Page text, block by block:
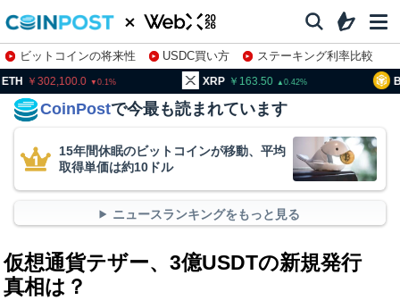
ビットコインの将来性 USDC買い方
ステーキング利率比較
株特集・関連銘柄
0.1 163.50 0.42 BNB
CoinPostで今最も読まれています
15年間休眠のビットコインが移動、平均
取得単価は約10ドル
ニュースランキングをもっと見る
仮想通貨テザー、3億USDTの新規発行
真相は？